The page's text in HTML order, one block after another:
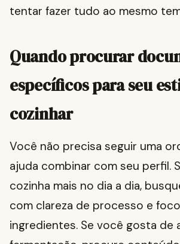
tentar fazer tudo ao mesmo
Quando procurar
específicos para seu
cozinhar
Você não precisa seguir uma
ajuda combinar com seu perfil.
cozinha mais no dia a dia,
com clareza de processo e
ingredientes. Se você gosta de